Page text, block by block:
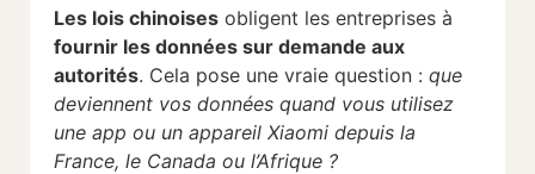
Les lois chinoises obligent les entreprises à
fournir les données sur demande aux
autorités. Cela pose une vraie question : que
deviennent vos données quand vous utilisez
une app ou un appareil Xiaomi depuis la
France, le Canada ou l’Afrique ?